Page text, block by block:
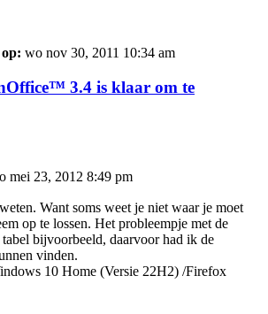
wo nov 30, 2011 10:34 am
3.4 is klaar om te
mei 23, 2012 8:49 pm
Want soms weet je niet waar je moet
op te lossen. Het probleempje met de
bijvoorbeeld, daarvoor had ik de
vinden.
10 Home (Versie 22H2) /Firefox